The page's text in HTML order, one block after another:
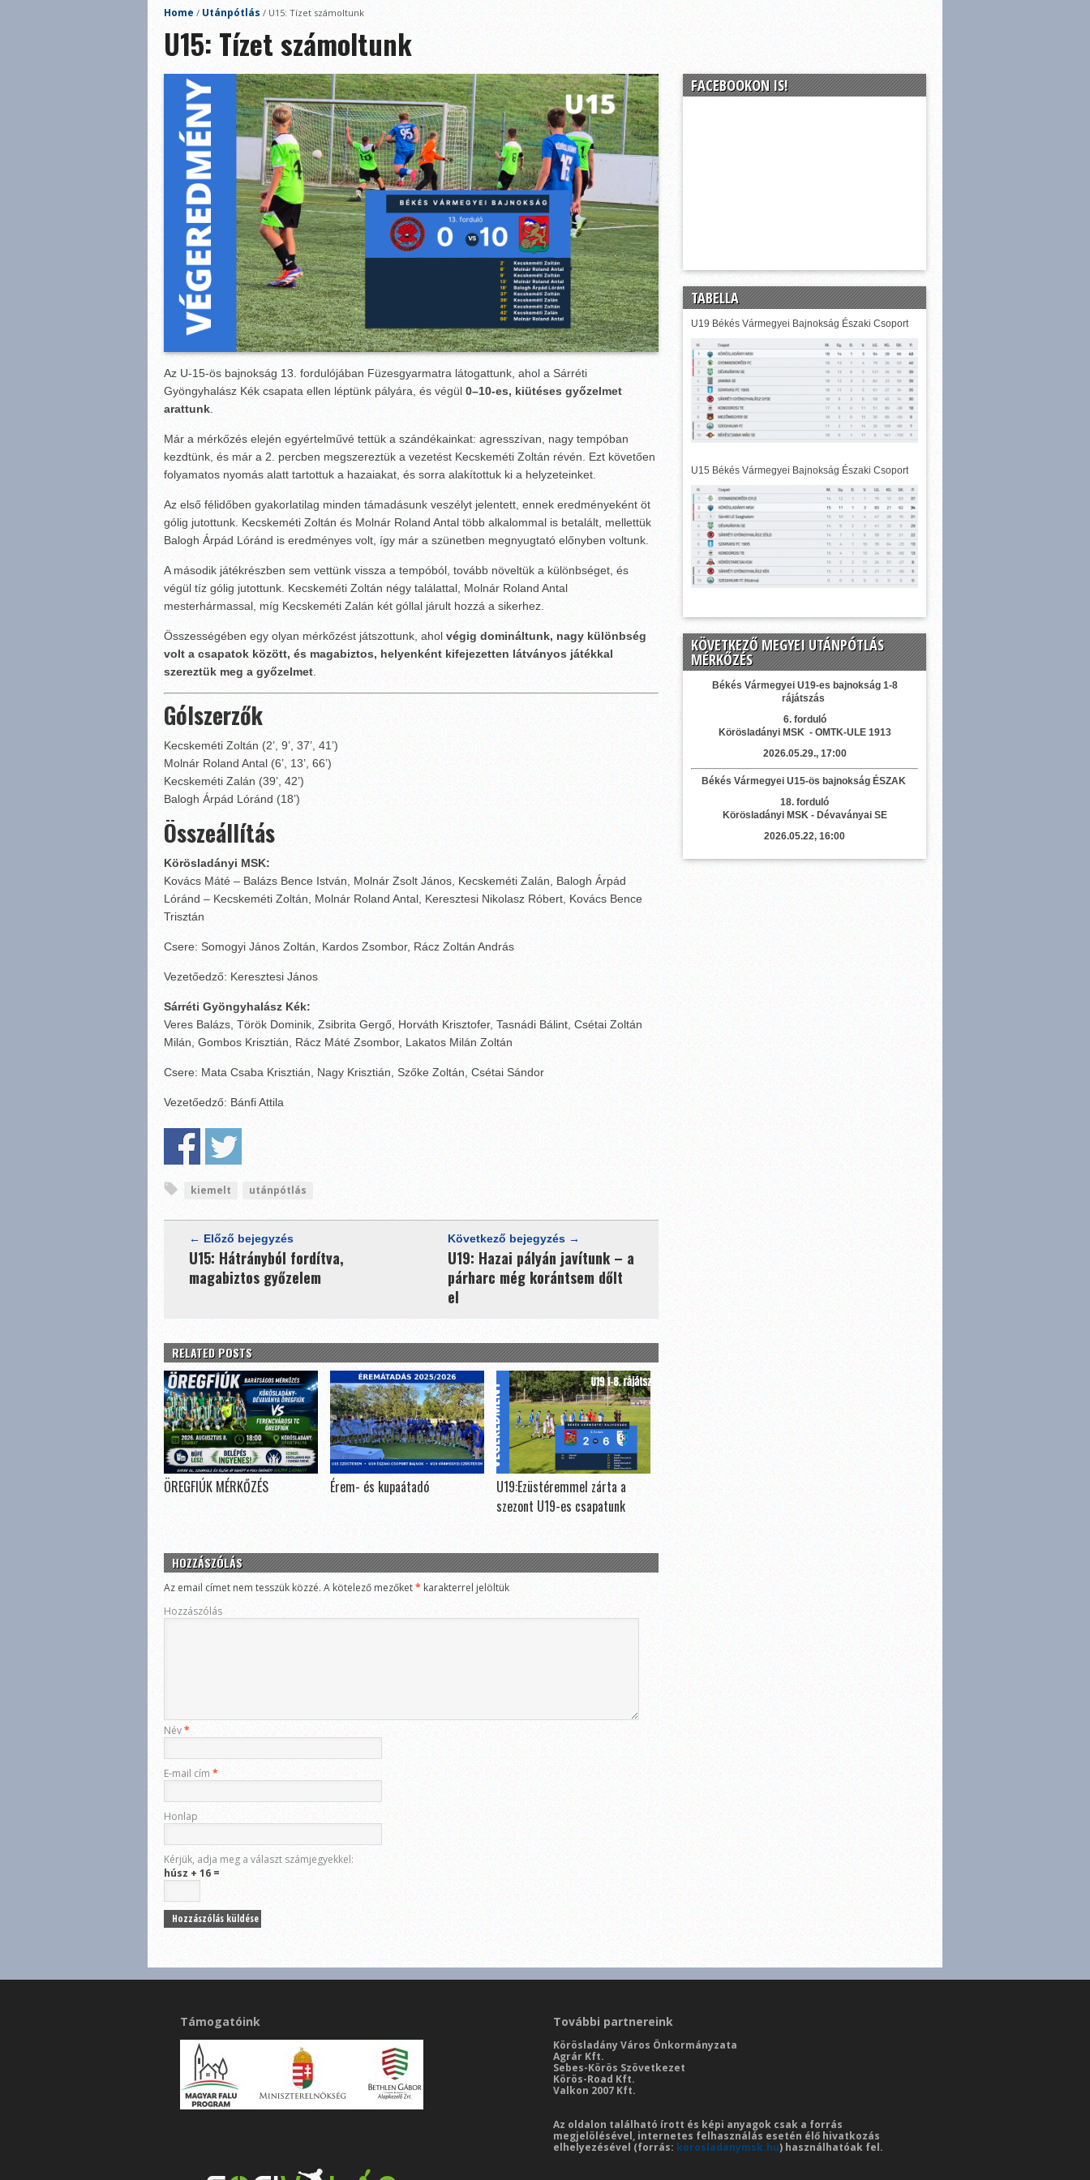
Home / Utánpótlás / U15: Tízet számoltunk
U15: Tízet számoltunk
Az U-15-ös bajnokság 13. fordulójában Füzesgyarmatra látogattunk, ahol a Sárréti
Gyöngyhalász Kék csapata ellen léptünk pályára, és végül 0–10-es, kiütéses győzelmet
arattunk
Már a mérkőzés elején egyértelművé tettük a szándékainkat: agresszívan, nagy tempóban
kezdtünk, és már a 2. percben megszereztük a vezetést Kecskeméti Zoltán révén. Ezt követően
folyamatos nyomás alatt tartottuk a hazaiakat, és sorra alakítottuk ki a helyzeteinket.
Az első félidőben gyakorlatilag minden támadásunk veszélyt jelentett, ennek eredményeként öt
gólig jutottunk. Kecskeméti Zoltán és Molnár Roland Antal több alkalommal is betalált, mellettük
Balogh Árpád Lóránd is eredményes volt, így már a szünetben megnyugtató előnyben voltunk.
A második játékrészben sem vettünk vissza a tempóból, tovább növeltük a különbséget, és
végül tíz gólig jutottunk. Kecskeméti Zoltán négy találattal, Molnár Roland Antal
mesterhármassal, míg Kecskeméti Zalán két góllal járult hozzá a sikerhez.
Összességében egy olyan mérkőzést játszottunk, ahol végig domináltunk, nagy különbség
volt a csapatok között, és magabiztos, helyenként kifejezetten látványos játékkal
szereztük meg a győzelmet
Gólszerzők
Kecskeméti Zoltán (2’, 9’, 37’, 41’)
Molnár Roland Antal (6’, 13’, 66’)
Kecskeméti Zalán (39’, 42’)
Balogh Árpád Lóránd (18’)
Összeállítás
Körösladányi MSK:
Kovács Máté – Balázs Bence István, Molnár Zsolt János, Kecskeméti Zalán, Balogh Árpád
Lóránd – Kecskeméti Zoltán, Molnár Roland Antal, Keresztesi Nikolasz Róbert, Kovács Bence
Trisztán
Csere: Somogyi János Zoltán, Kardos Zsombor, Rácz Zoltán András
Vezetőedző: Keresztesi János
Sárréti Gyöngyhalász Kék:
Veres Balázs, Török Dominik, Zsibrita Gergő, Horváth Krisztofer, Tasnádi Bálint, Csétai Zoltán
Milán, Gombos Krisztián, Rácz Máté Zsombor, Lakatos Milán Zoltán
Csere: Mata Csaba Krisztián, Nagy Krisztián, Szőke Zoltán, Csétai Sándor
Vezetőedző: Bánfi Attila
kiemelt utánpótlás
← Előző bejegyzés
U15: Hátrányból fordítva,
magabiztos győzelem
Következő bejegyzés →
U19: Hazai pályán javítunk – a
párharc még korántsem dőlt
el
RELATED POSTS
ÖREGFIÚK MÉRKŐZÉS Érem- és kupaátadó
U19:Ezüstéremmel zárta a
szezont U19-es csapatunk
HOZZÁSZÓLÁS
Az email címet nem tesszük közzé. A kötelező mezőket* karakterrel jelöltük
Hozzászólás
Név*
E-mail cím *
Honlap
Kérjük, adja meg a választ számjegyekkel:
húsz + 16 =
FACEBOOKON IS!
TABELLA
U19 Békés Vármegyei Bajnokság Északi Csoport
U15 Békés Vármegyei Bajnokság Északi Csoport
KÖVETKEZŐ MEGYEI UTÁNPÓTLÁS
MÉRKŐZÉS
Békés Vármegyei U19-es bajnokság 1-8
rájátszás
6. forduló
Körösladányi MSK - OMTK-ULE 1913
2026.05.29., 17:00
Békés Vármegyei U15-ös bajnokság ÉSZAK
18. forduló
Körösladányi MSK - Dévaványai SE
2026.05.22, 16:00
Támogatóink További partnereink
Körösladány Város Önkormányzata
Agrár Kft.
Sebes-Körös Szövetkezet
Körös-Road Kft.
Valkon 2007 Kft.
Az oldalon található írott és képi anyagok csak a forrás
megjelölésével, internetes felhasználás esetén élő hivatkozás
elhelyezésével (forrás: korosladanymsk.hu) használhatóak fel.